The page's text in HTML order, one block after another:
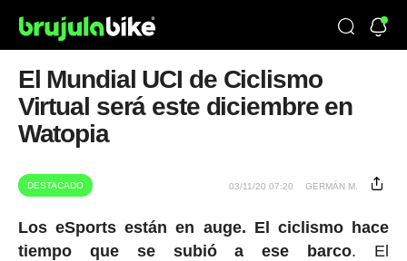
El Mundial UCI de Ciclismo
Virtual será este diciembre en
Watopia
DESTACADO 03/11/20 07:20 GERMÁN M.
Los eSports están en auge. El ciclismo hace
tiempo que se subió a ese barco. El